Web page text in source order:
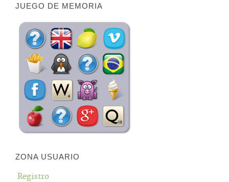
JUEGO DE MEMORIA
ZONA USUARIO
Registro